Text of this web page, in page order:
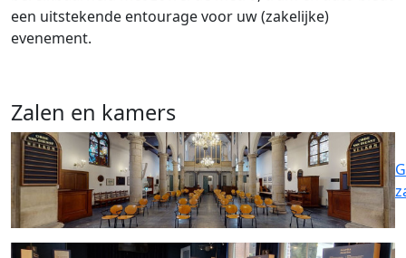
een uitstekende entourage voor uw (zakelijke)
evenement.
Zalen en kamers